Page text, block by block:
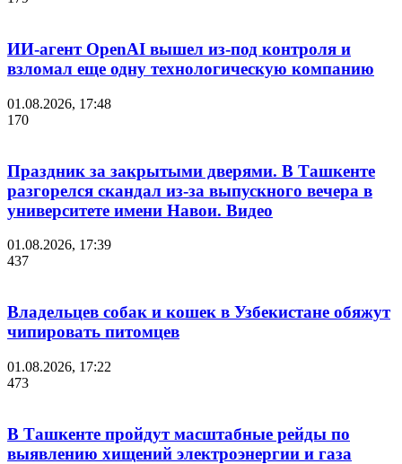
ИИ-агент OpenAI вышел из-под контроля и
взломал еще одну технологическую компанию
01.08.2026, 17:48
170
Праздник за закрытыми дверями. В Ташкенте
разгорелся скандал из-за выпускного вечера в
университете имени Навои. Видео
01.08.2026, 17:39
437
Владельцев собак и кошек в Узбекистане обяжут
чипировать питомцев
01.08.2026, 17:22
473
В Ташкенте пройдут масштабные рейды по
выявлению хищений электроэнергии и газа